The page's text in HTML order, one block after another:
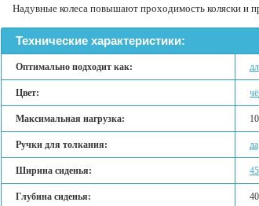
Надувные колеса повышают проходимость коляски и
Технические характеристики:
Оптимально подходит как:
Цвет:
Максимальная нагрузка:
Ручки для толкания: да
Ширина сиденья:
Глубина сиденья: